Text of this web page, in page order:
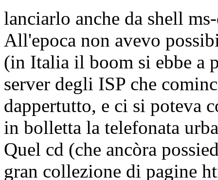
lanciarlo anche da shell
All'epoca non avevo
(in Italia il boom si ebbe a
server degli ISP che
dappertutto, e ci si poteva
in bolletta la telefonata
Quel cd (che ancòra
gran collezione di pagine